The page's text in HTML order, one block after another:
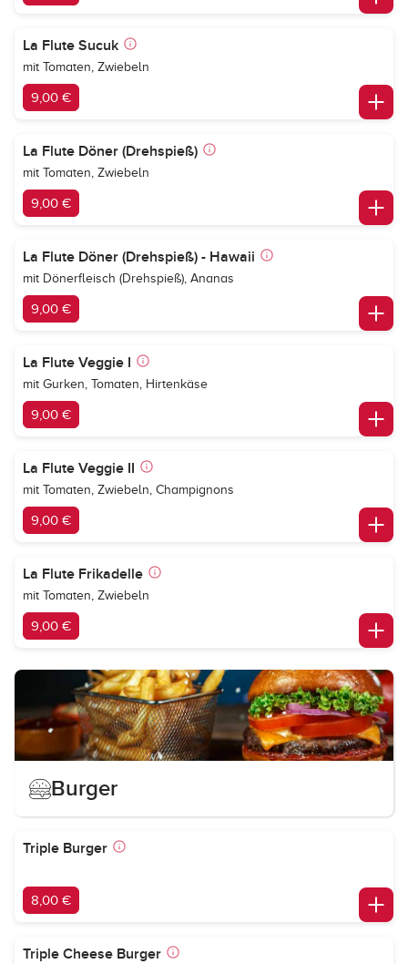
La Flute Sucuk
mit Tomaten, Zwiebeln
9,00 €
La Flute Döner (Drehspieß)
mit Tomaten, Zwiebeln
9,00 €
La Flute Döner (Drehspieß) - Hawaii
mit Dönerfleisch (Drehspieß), Ananas
9,00 €
La Flute Veggie I
mit Gurken, Tomaten, Hirtenkäse
9,00 €
La Flute Veggie II
mit Tomaten, Zwiebeln, Champignons
9,00 €
La Flute Frikadelle
mit Tomaten, Zwiebeln
9,00 €
Burger
Triple Burger
8,00 €
Triple Cheese Burger